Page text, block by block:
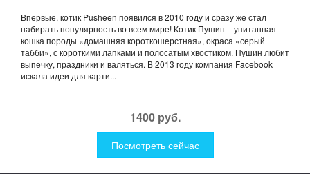
Впервые, котик Pusheen появился в 2010 году и сразу же стал
набирать популярность во всем мире! Котик Пушин – упитанная
кошка породы «домашняя короткошерстная», окраса «серый
табби», с короткими лапками и полосатым хвостиком. Пушин любит
выпечку, праздники и валяться. В 2013 году компания Facebook
искала идеи для карти...
1400 руб.
Посмотреть сейчас